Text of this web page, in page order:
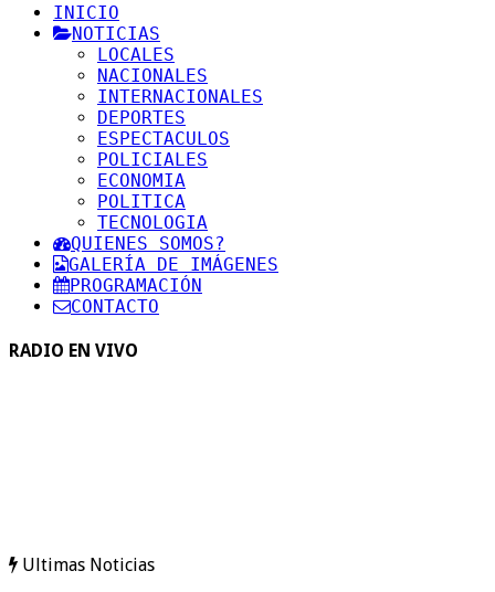
INICIO
NOTICIAS
LOCALES
NACIONALES
INTERNACIONALES
DEPORTES
ESPECTACULOS
POLICIALES
ECONOMIA
POLITICA
TECNOLOGIA
QUIENES SOMOS?
GALERÍA DE IMÁGENES
PROGRAMACIÓN
CONTACTO
RADIO EN VIVO
Ultimas Noticias